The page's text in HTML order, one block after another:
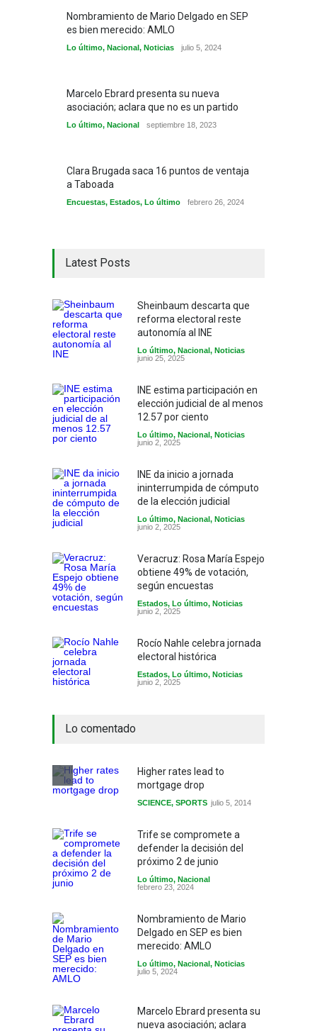
Nombramiento de Mario Delgado en SEP
es bien merecido: AMLO
Lo último, Nacional, Noticias julio 5, 2024
Marcelo Ebrard presenta su nueva
asociación; aclara que no es un partido
Lo último, Nacional septiembre 18, 2023
Clara Brugada saca 16 puntos de ventaja
a Taboada
Encuestas, Estados, Lo último febrero 26, 2024
Latest Posts
Sheinbaum descarta que
reforma electoral reste
autonomía al INE
Lo último, Nacional, Noticias
junio 25, 2025
INE estima participación en
elección judicial de al menos
12.57 por ciento
Lo último, Nacional, Noticias
junio 2, 2025
INE da inicio a jornada
ininterrumpida de cómputo
de la elección judicial
Lo último, Nacional, Noticias
junio 2, 2025
Veracruz: Rosa María Espejo
obtiene 49% de votación,
según encuestas
Estados, Lo último, Noticias
junio 2, 2025
Rocío Nahle celebra jornada
electoral histórica
Estados, Lo último, Noticias
junio 2, 2025
Lo comentado
Higher rates lead to
mortgage drop
SCIENCE, SPORTS julio 5, 2014
Trife se compromete a
defender la decisión del
próximo 2 de junio
Lo último, Nacional
febrero 23, 2024
Nombramiento de Mario
Delgado en SEP es bien
merecido: AMLO
Lo último, Nacional, Noticias
julio 5, 2024
Marcelo Ebrard presenta su
nueva asociación; aclara